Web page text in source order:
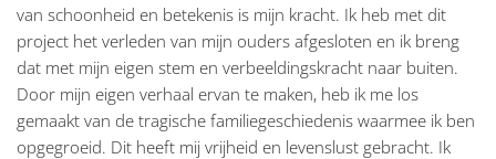
van schoonheid en betekenis is mijn kracht. Ik heb met dit
project het verleden van mijn ouders afgesloten en ik breng
dat met mijn eigen stem en verbeeldingskracht naar buiten.
Door mijn eigen verhaal ervan te maken, heb ik me los
gemaakt van de tragische familiegeschiedenis waarmee ik ben
opgegroeid. Dit heeft mij vrijheid en levenslust gebracht. Ik